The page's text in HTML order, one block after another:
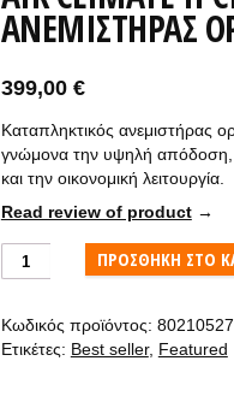
ΑΝΕΜΙΣΤΉΡΑΣ
399,00 €
Καταπληκτικός ανεμιστήρας
γνώμονα την υψηλή απόδοση,
και την οικονομική λειτουργία.
Read review of product→
Climate
Charcoal
Ανεμιστήρας
ΠΡΟΣΘΉΚΗ ΣΤΟ
Κωδικός προϊόντος: 80210527
Ετικέτες: Best seller, Featured